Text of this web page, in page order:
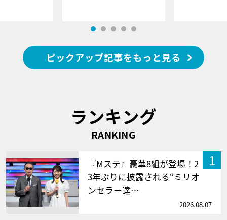
ピックアップ記事をもっと見る
ランキング
RANKING
1
『Mステ』豪華8組が登場！2
3年ぶりに披露される“ミリオ
ンセラー達…
2026.08.07